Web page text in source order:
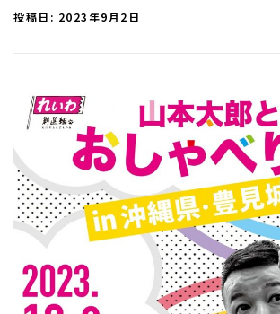
投稿日: 2023年9月2日